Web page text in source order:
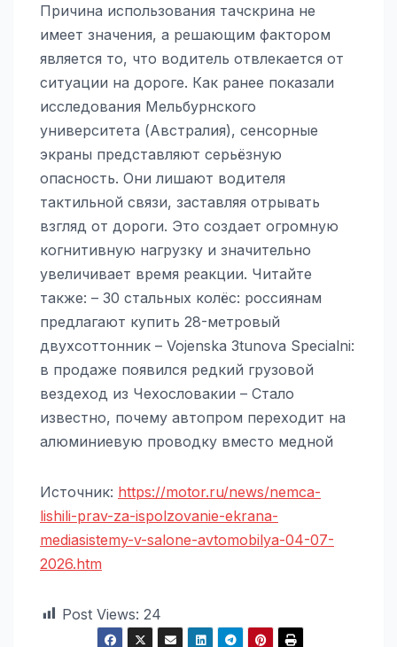
Причина использования тачскрина не
имеет значения, а решающим фактором
является то, что водитель отвлекается от
ситуации на дороге. Как ранее показали
исследования Мельбурнского
университета (Австралия), сенсорные
экраны представляют серьёзную
опасность. Они лишают водителя
тактильной связи, заставляя отрывать
взгляд от дороги. Это создает огромную
когнитивную нагрузку и значительно
увеличивает время реакции. Читайте
также: – 30 стальных колёс: россиянам
предлагают купить 28-метровый
двухсоттонник – Vojenska 3tunova Specialni:
в продаже появился редкий грузовой
вездеход из Чехословакии – Стало
известно, почему автопром переходит на
алюминиевую проводку вместо медной
Источник: https://motor.ru/news/nemca-
lishili-prav-za-ispolzovanie-ekrana-
mediasistemy-v-salone-avtomobilya-04-07-
2026.htm
Post Views: 24